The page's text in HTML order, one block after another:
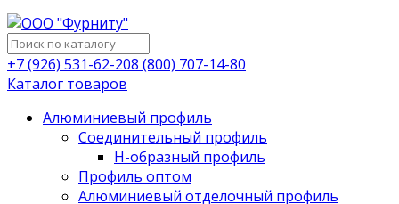
+7 (926) 531-62-208 (800) 707-14-80
Каталог товаров
Алюминиевый профиль
Соединительный профиль
Н-образный профиль
Профиль оптом
Алюминиевый отделочный профиль